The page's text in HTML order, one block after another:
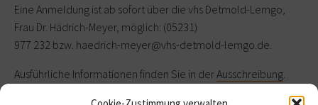
Eine Anmeldung ist ab sofort über die vhs Detmold-Lemgo,
Frau Dr. Hädrich-Meyer, möglich: (05231)
977 232 bzw. haedrich-meyer@vhs-detmold-lemgo.de.
Ausführliche Informationen finden Sie in derAusschreibung